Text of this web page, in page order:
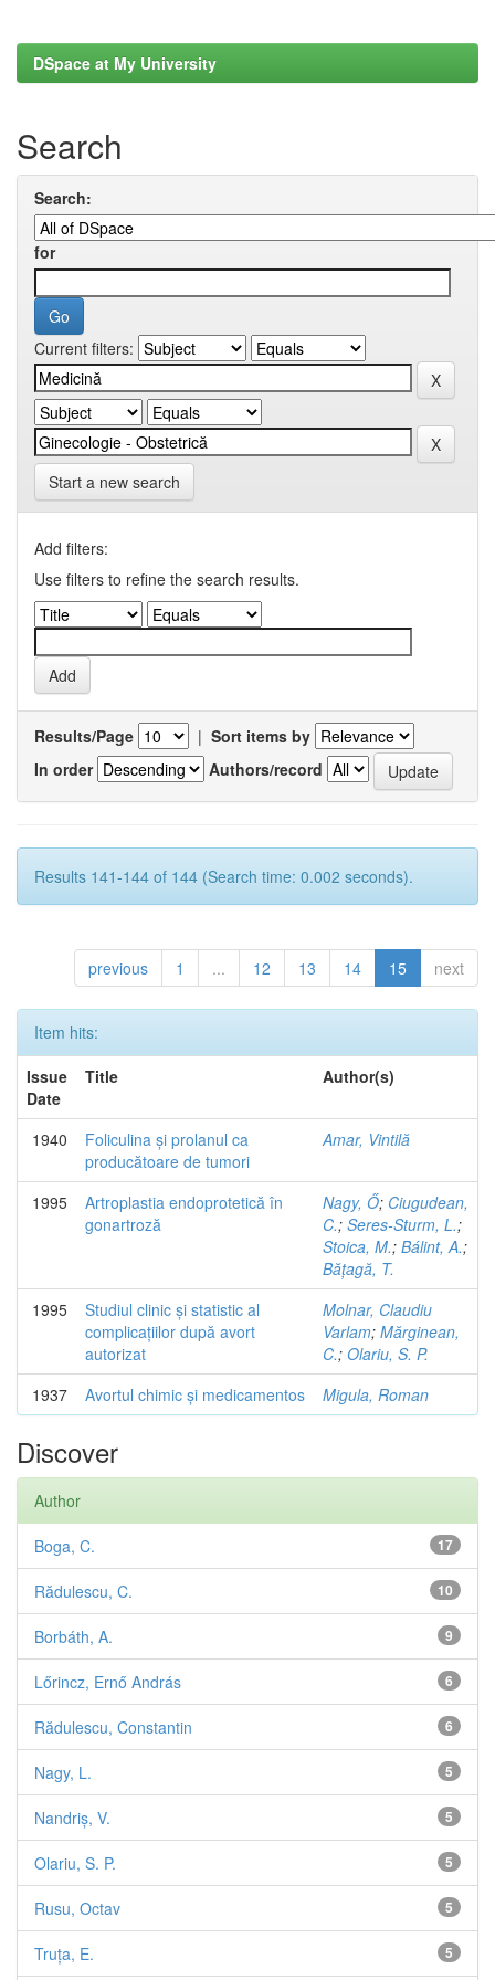
DSpace at My University
Search
Search:
for
Current filters:
Start a new search
Add filters:
Use filters to refine the search results.
Results/Page | Sort items by
In order
Authors/record
Results 141-144 of 144 (Search time: 0.002 seconds).
previous 1 ... 12 13 14 15 next
Item hits:
Issue
Date
Title Author(s)
1940
Foliculina și prolanul ca
producătoare de tumori
Amar, Vintilă
1995
Artroplastia endoprotetică în
gonartroză
Nagy, Ő; Ciugudean,
C.; Seres-Sturm, L.;
Stoica, M.; Bálint, A.;
Bățagă, T.
1995
Studiul clinic și statistic al
complicațiilor după avort
autorizat
Molnar, Claudiu
Varlam; Mărginean,
C.; Olariu, S. P.
1937
Avortul chimic și medicamentos Migula, Roman
Discover
Author
17
Boga, C.
10
Rădulescu, C.
9
Borbáth, A.
6
Lőrincz, Ernő András
6
Rădulescu, Constantin
5
Nagy, L.
5
Nandriș, V.
5
Olariu, S. P.
5
Rusu, Octav
5
Truța, E.